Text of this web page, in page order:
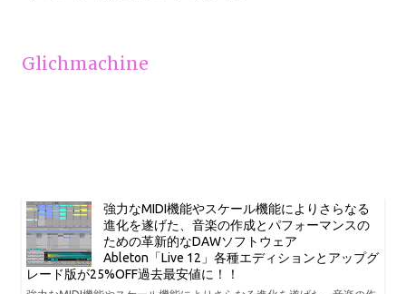
Glichmachine
強力なMIDI機能やスケール機能によりさらなる
進化を遂げた、音楽の作成とパフォーマンスの
ための革新的なDAWソフトウェア
Ableton「Live 12」各種エディションとアップグ
レード版が25%OFF過去最安値に！！